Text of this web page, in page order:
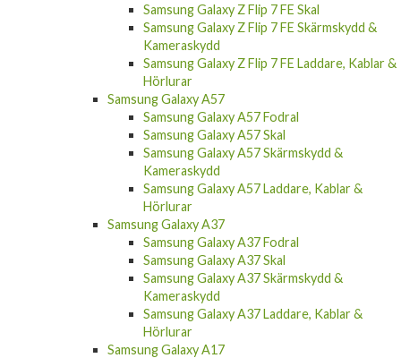
Samsung Galaxy Z Flip 7 FE Skal
Samsung Galaxy Z Flip 7 FE Skärmskydd &
Kameraskydd
Samsung Galaxy Z Flip 7 FE Laddare, Kablar &
Hörlurar
Samsung Galaxy A57
Samsung Galaxy A57 Fodral
Samsung Galaxy A57 Skal
Samsung Galaxy A57 Skärmskydd &
Kameraskydd
Samsung Galaxy A57 Laddare, Kablar &
Hörlurar
Samsung Galaxy A37
Samsung Galaxy A37 Fodral
Samsung Galaxy A37 Skal
Samsung Galaxy A37 Skärmskydd &
Kameraskydd
Samsung Galaxy A37 Laddare, Kablar &
Hörlurar
Samsung Galaxy A17